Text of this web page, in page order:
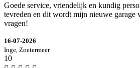
Goede service, vriendelijk en kundig
tevreden en dit wordt mijn nieuwe garage
vragen!
16-07-2026
Inge, Zoetermeer
10